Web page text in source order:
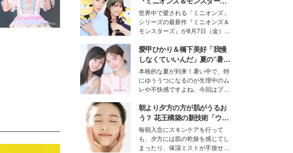
ズ』の魅力熱弁 ハチャメチャ
だけじゃない“友情と絆”に感
動
世界中で愛される「ミニオンズ」
シリーズの最新作『ミニオンズ＆
モンスターズ』が8月7日（金）に
ニオン好き”という共通点を持つモ
デルの宮城舞と島村雄大の特別対
談をお届け！それぞれの視点か
ら、今作ならではの魅力や予想外
の感動をもたらす奥深いストーリ
ーについて熱く語り合ってもらっ
た。
愛甲ひかり＆橋下美好「我慢
しなくていいんだ」夏の“暑さ
対策”の新しい選択肢とは？
本格的な夏が到来！暑い中で、特
にゆううつになるのが生理中のム
レや不快感ですよね。今回はプラ
モデル・愛甲ひかりさんと橋下美
好さんを迎えて本音で女子会トー
ク。猛暑のお出かけを快適に過ご
すヒントや、2人が感動した夏の
生理の新常識にも迫りました。
朝より夕方の方が肌がうるお
う？ 花王構築の新技術「ウォ
ーターキャプチャリングスキ
ン（捕水肌）」がスキンケア
の常識を変える予感
毎朝入念にスキンケアを行って
も、夕方には肌の乾燥を感じてし
まったり、保湿ミストが手放せな